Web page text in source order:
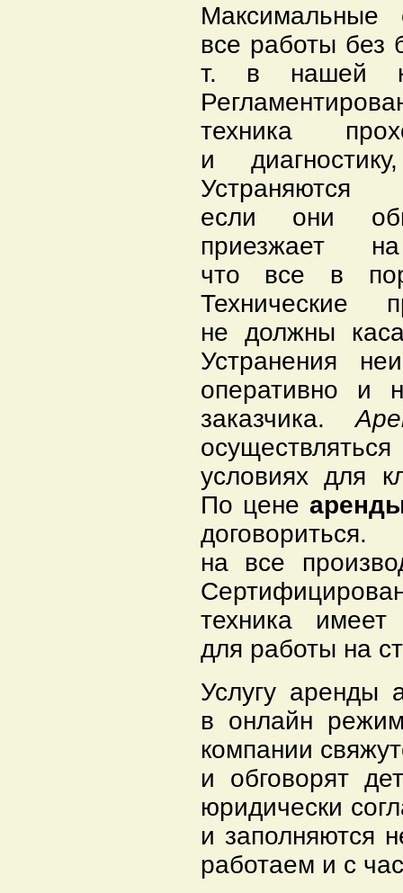
все работы без
т. в нашей
техника
и
если они
приезжает
что все в
не должны
Устранения
оперативно и
заказчика.
условиях для
По цене
на все
техника
для работы на
Услугу аренды
в онлайн
компании
и обговорят
юридически
и заполняются
работаем и с